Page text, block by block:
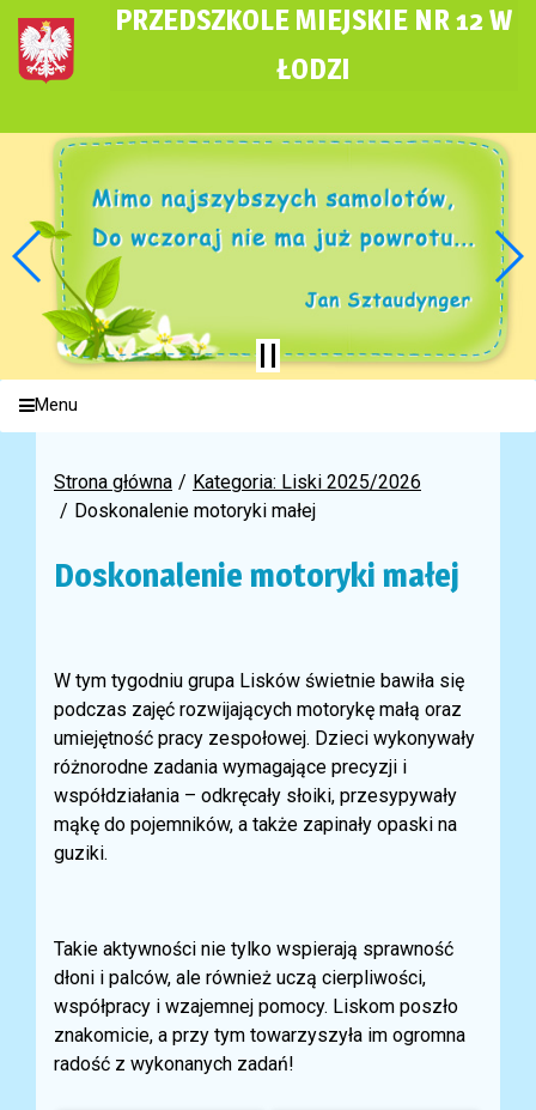
PRZEDSZKOLE MIEJSKIE NR 12 W
ŁODZI
Menu
Strona główna
Kategoria: Liski 2025/2026
Doskonalenie motoryki małej
Doskonalenie motoryki małej
W tym tygodniu grupa Lisków świetnie bawiła się
podczas zajęć rozwijających motorykę małą oraz
umiejętność pracy zespołowej. Dzieci wykonywały
różnorodne zadania wymagające precyzji i
współdziałania – odkręcały słoiki, przesypywały
mąkę do pojemników, a także zapinały opaski na
guziki.
Takie aktywności nie tylko wspierają sprawność
dłoni i palców, ale również uczą cierpliwości,
współpracy i wzajemnej pomocy. Liskom poszło
znakomicie, a przy tym towarzyszyła im ogromna
radość z wykonanych zadań!